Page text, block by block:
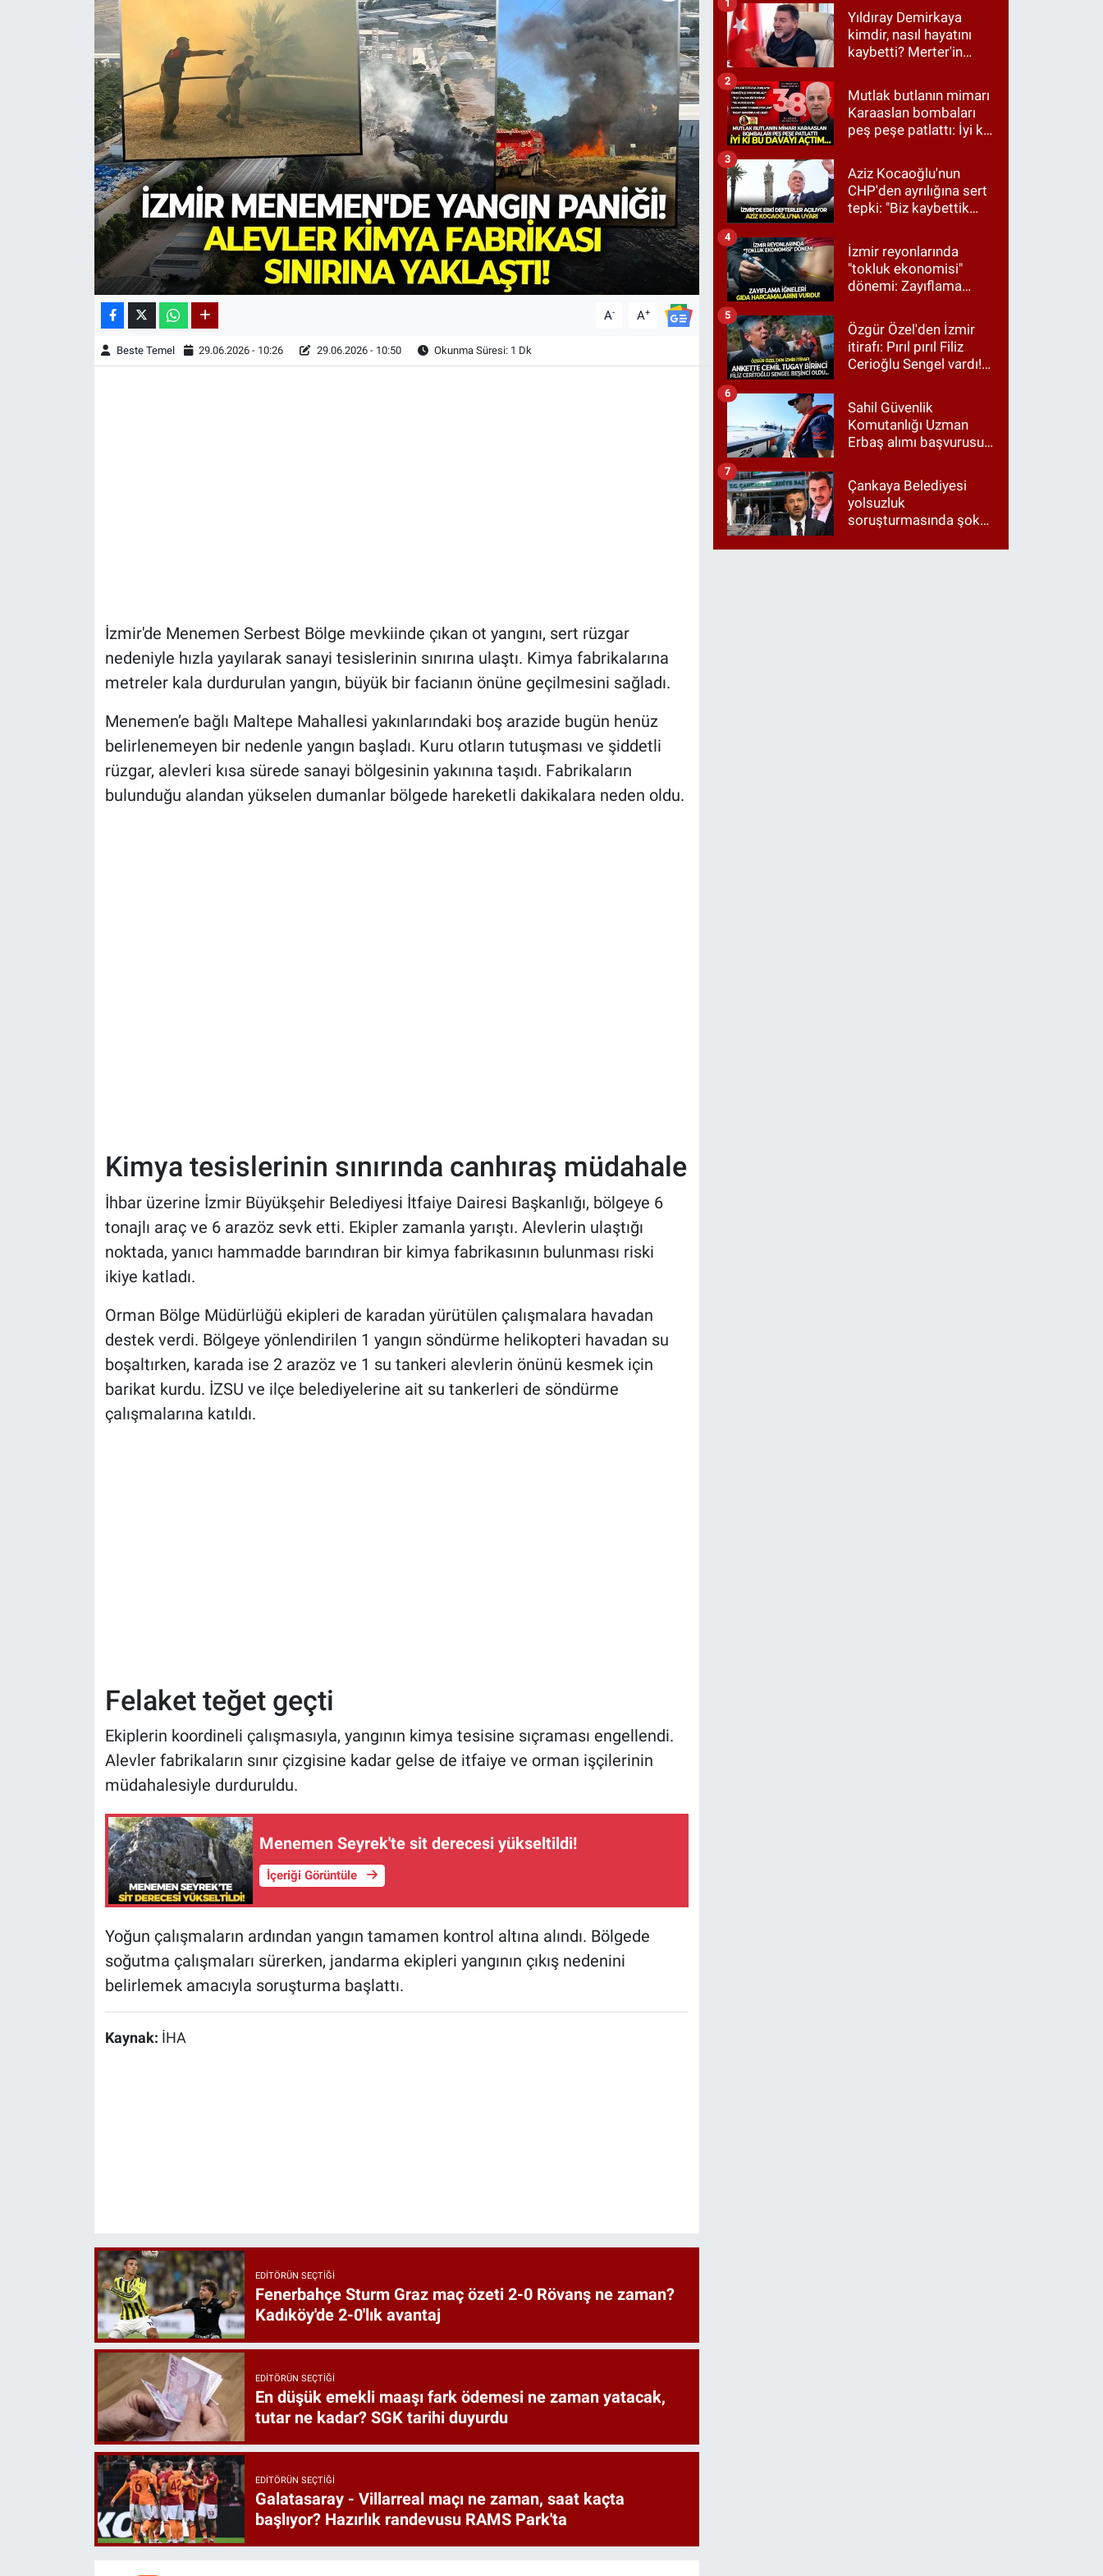
A- A+
Beste Temel 29.06.2026 - 10:26 29.06.2026 - 10:50 Okunma Süresi: 1 Dk
İzmir'de Menemen Serbest Bölge mevkiinde çıkan ot yangını, sert rüzgar
nedeniyle hızla yayılarak sanayi tesislerinin sınırına ulaştı. Kimya fabrikalarına
metreler kala durdurulan yangın, büyük bir facianın önüne geçilmesini sağladı.
Menemen’e bağlı Maltepe Mahallesi yakınlarındaki boş arazide bugün henüz
belirlenemeyen bir nedenle yangın başladı. Kuru otların tutuşması ve şiddetli
rüzgar, alevleri kısa sürede sanayi bölgesinin yakınına taşıdı. Fabrikaların
bulunduğu alandan yükselen dumanlar bölgede hareketli dakikalara neden oldu.
Kimya tesislerinin sınırında canhıraş müdahale
İhbar üzerine İzmir Büyükşehir Belediyesi İtfaiye Dairesi Başkanlığı, bölgeye 6
tonajlı araç ve 6 arazöz sevk etti. Ekipler zamanla yarıştı. Alevlerin ulaştığı
noktada, yanıcı hammadde barındıran bir kimya fabrikasının bulunması riski
ikiye katladı.
Orman Bölge Müdürlüğü ekipleri de karadan yürütülen çalışmalara havadan
destek verdi. Bölgeye yönlendirilen 1 yangın söndürme helikopteri havadan su
boşaltırken, karada ise 2 arazöz ve 1 su tankeri alevlerin önünü kesmek için
barikat kurdu. İZSU ve ilçe belediyelerine ait su tankerleri de söndürme
çalışmalarına katıldı.
Felaket teğet geçti
Ekiplerin koordineli çalışmasıyla, yangının kimya tesisine sıçraması engellendi.
Alevler fabrikaların sınır çizgisine kadar gelse de itfaiye ve orman işçilerinin
müdahalesiyle durduruldu.
Menemen Seyrek'te sit derecesi yükseltildi!
İçeriği Görüntüle
Yoğun çalışmaların ardından yangın tamamen kontrol altına alındı. Bölgede
soğutma çalışmaları sürerken, jandarma ekipleri yangının çıkış nedenini
belirlemek amacıyla soruşturma başlattı.
Kaynak: İHA
EDITÖRÜN SEÇTIĞI
Fenerbahçe Sturm Graz maç özeti 2-0 Rövanş ne zaman?
Kadıköy'de 2-0'lık avantaj
EDITÖRÜN SEÇTIĞI
En düşük emekli maaşı fark ödemesi ne zaman yatacak,
tutar ne kadar? SGK tarihi duyurdu
EDITÖRÜN SEÇTIĞI
Galatasaray - Villarreal maçı ne zaman, saat kaçta
başlıyor? Hazırlık randevusu RAMS Park'ta
Yıldıray Demirkaya
kimdir, nasıl hayatını
kaybetti? Merter'in
mesajı
1
Mutlak butlanın mimarı
Karaaslan bombaları
peş peşe patlattı: İyi ki
2
Aziz Kocaoğlu'nun
CHP'den ayrılığına sert
tepki: "Biz kaybettik
etmedik"
3
İzmir reyonlarında
"tokluk ekonomisi"
dönemi: Zayıflama
harcamalarını vurdu!
4
Özgür Özel'den İzmir
itirafı: Pırıl pırıl Filiz
Cerioğlu Sengel vardı!
Tugay birinci çıktı
5
Sahil Güvenlik
Komutanlığı Uzman
Erbaş alımı başvurusu
başvuru şartları neler?
6
Çankaya Belediyesi
yolsuzluk
soruşturmasında şok
Ağbaba yönetiyordu..."
7